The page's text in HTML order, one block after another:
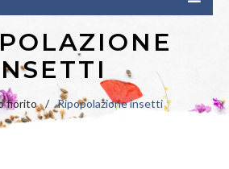
erboso
fiorito / Ripopolazione insetti